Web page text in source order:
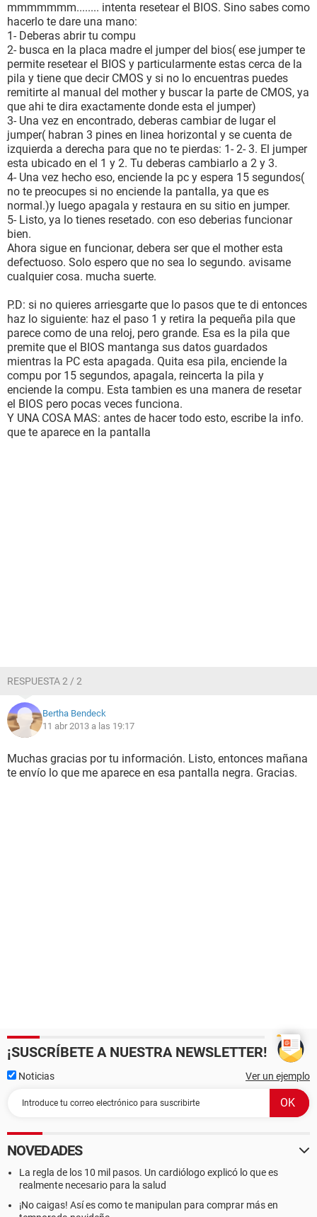
mmmmmmm........ intenta resetear el BIOS. Sino sabes como
hacerlo te dare una mano:
1- Deberas abrir tu compu
2- busca en la placa madre el jumper del bios( ese jumper te
permite resetear el BIOS y particularmente estas cerca de la
pila y tiene que decir CMOS y si no lo encuentras puedes
remitirte al manual del mother y buscar la parte de CMOS, ya
que ahi te dira exactamente donde esta el jumper)
3- Una vez en encontrado, deberas cambiar de lugar el
jumper( habran 3 pines en linea horizontal y se cuenta de
izquierda a derecha para que no te pierdas: 1- 2- 3. El jumper
esta ubicado en el 1 y 2. Tu deberas cambiarlo a 2 y 3.
4- Una vez hecho eso, enciende la pc y espera 15 segundos(
no te preocupes si no enciende la pantalla, ya que es
normal.)y luego apagala y restaura en su sitio en jumper.
5- Listo, ya lo tienes resetado. con eso deberias funcionar
bien.
Ahora sigue en funcionar, debera ser que el mother esta
defectuoso. Solo espero que no sea lo segundo. avisame
cualquier cosa. mucha suerte.
P.D: si no quieres arriesgarte que lo pasos que te di entonces
haz lo siguiente: haz el paso 1 y retira la pequeña pila que
parece como de una reloj, pero grande. Esa es la pila que
premite que el BIOS mantanga sus datos guardados
mientras la PC esta apagada. Quita esa pila, enciende la
compu por 15 segundos, apagala, reincerta la pila y
enciende la compu. Esta tambien es una manera de resetar
el BIOS pero pocas veces funciona.
Y UNA COSA MAS: antes de hacer todo esto, escribe la info.
que te aparece en la pantalla
RESPUESTA 2 / 2
Bertha Bendeck
11 abr 2013 a las 19:17
Muchas gracias por tu información. Listo, entonces mañana
te envío lo que me aparece en esa pantalla negra. Gracias.
¡SUSCRÍBETE A NUESTRA NEWSLETTER!
Noticias Ver un ejemplo
NOVEDADES
La regla de los 10 mil pasos. Un cardiólogo explicó lo que es
realmente necesario para la salud
¡No caigas! Así es como te manipulan para comprar más en